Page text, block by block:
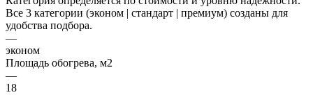
Все 3 категории (эконом | стандарт | премиум) созданы для
удобства подбора.
—
эконом
Площадь обогрева, м2
—
18